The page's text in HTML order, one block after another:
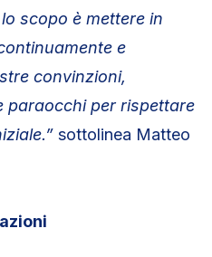
scopo è mettere in
e
convinzioni,
paraocchi per rispettare
sottolinea Matteo